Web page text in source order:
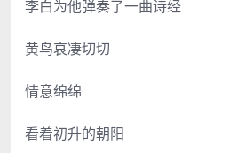
李白为他弹奏了一曲诗经
黄鸟哀凄切切
情意绵绵
看着初升的朝阳